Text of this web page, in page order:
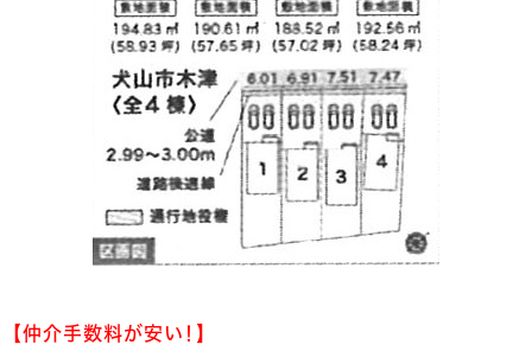
【仲介手数料が安い！】